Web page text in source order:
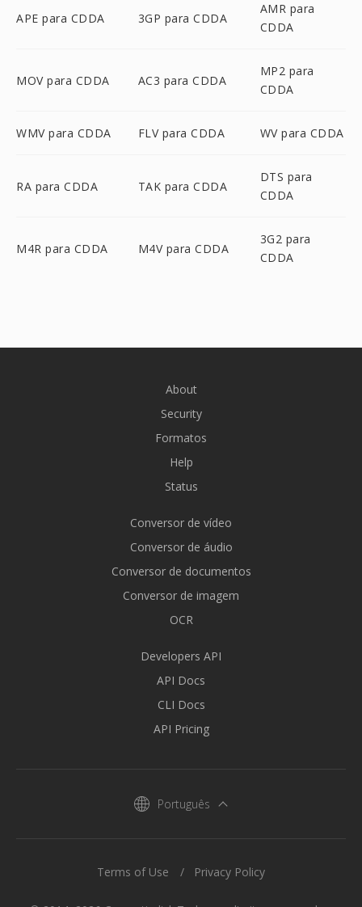
APE para CDDA 3GP para CDDA
AMR para
CDDA
MOV para CDDA AC3 para CDDA
MP2 para
CDDA
WMV para CDDA FLV para CDDA WV para CDDA
RA para CDDA TAK para CDDA
DTS para
CDDA
M4R para CDDA M4V para CDDA
3G2 para
CDDA
About
Security
Formatos
Help
Status
Conversor de vídeo
Conversor de áudio
Conversor de documentos
Conversor de imagem
OCR
Developers API
API Docs
CLI Docs
API Pricing
Português
Terms of Use Privacy Policy